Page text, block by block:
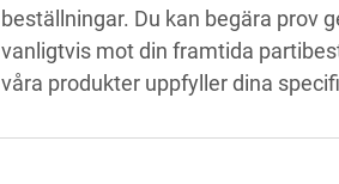
beställningar. Du kan begära prov
vanligtvis mot din framtida
våra produkter uppfyller dina